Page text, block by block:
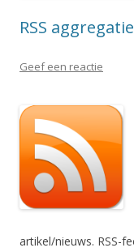
RSS
Geef een reactie
artikel/nieuws. RSS-